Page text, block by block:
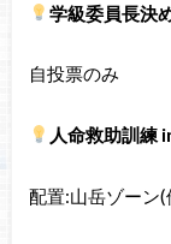
学級委員長決
自投票のみ
人命救助訓練
配置:山岳ゾーン